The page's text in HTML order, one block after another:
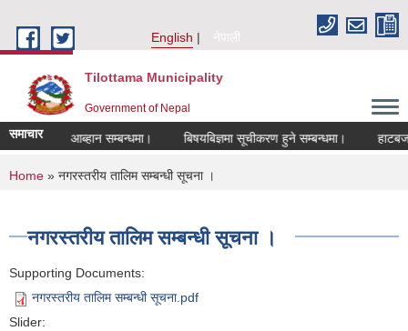
English
नेपाली
Tilottama Municipality
Government of Nepal
समाचारआब्हान सम्बन्धमा। बिषयबिज्ञमा सूचीकरण हुने सम्बन्धमा। हाटबजार
You are here
Home » नगरस्तरीय तालिम सम्बन्धी सूचना ।
नगरस्तरीय तालिम सम्बन्धी सूचना ।
Supporting Documents:
नगरस्तरीय तालिम सम्बन्धी सूचना.pdf
Slider: